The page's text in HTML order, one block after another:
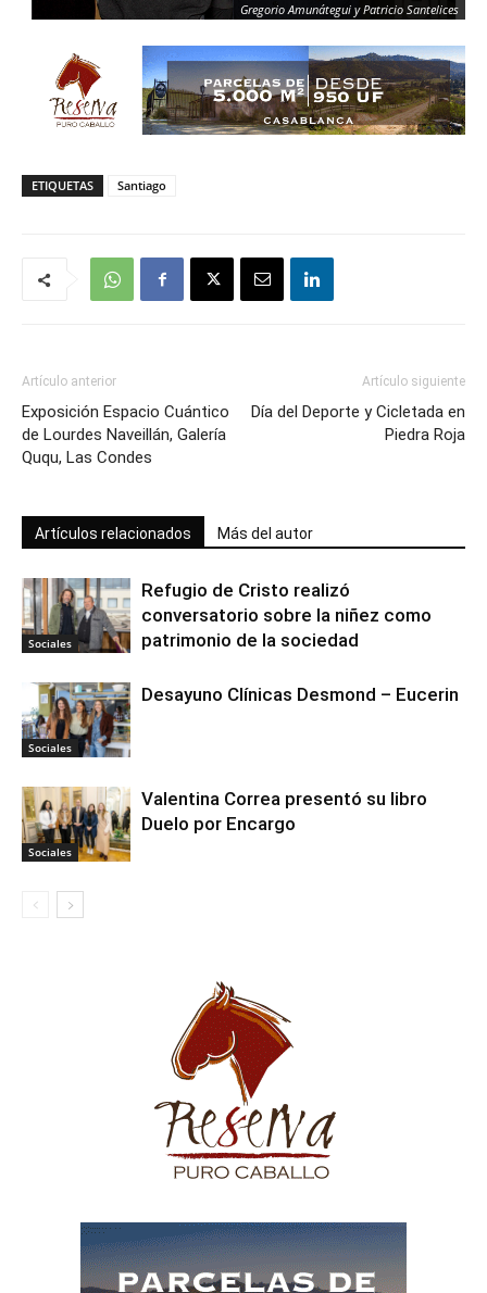
Gregorio Amunátegui y Patricio Santelices
ETIQUETAS Santiago
Artículo anterior
Exposición Espacio Cuántico
de Lourdes Naveillán, Galería
Ququ, Las Condes
Artículo siguiente
Día del Deporte y Cicletada en
Piedra Roja
Artículos relacionados Más del autor
Sociales
Refugio de Cristo realizó
conversatorio sobre la niñez como
patrimonio de la sociedad
Sociales
Desayuno Clínicas Desmond – Eucerin
Sociales
Valentina Correa presentó su libro
Duelo por Encargo